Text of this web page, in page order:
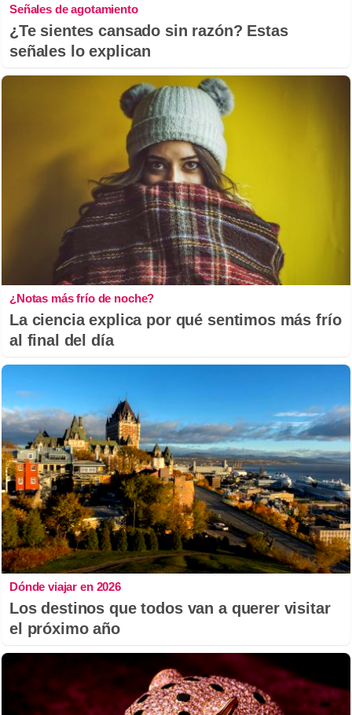
Señales de agotamiento
¿Te sientes cansado sin razón? Estas
señales lo explican
¿Notas más frío de noche?
La ciencia explica por qué sentimos más frío
al final del día
Dónde viajar en 2026
Los destinos que todos van a querer visitar
el próximo año